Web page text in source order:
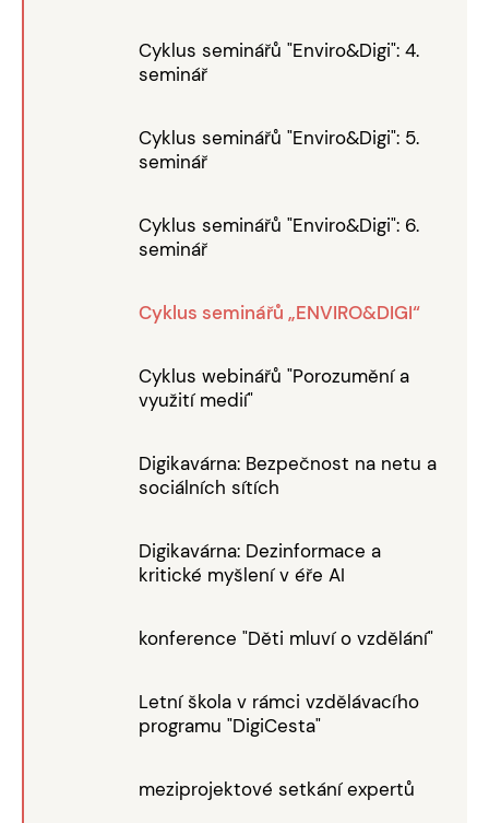
Cyklus seminářů "Enviro&Digi": 4.
seminář
Cyklus seminářů "Enviro&Digi": 5.
seminář
Cyklus seminářů "Enviro&Digi": 6.
seminář
Cyklus seminářů „ENVIRO&DIGI“
Cyklus webinářů "Porozumění a
využití medií"
Digikavárna: Bezpečnost na netu a
sociálních sítích
Digikavárna: Dezinformace a
kritické myšlení v éře AI
konference "Děti mluví o vzdělání"
Letní škola v rámci vzdělávacího
programu "DigiCesta"
meziprojektové setkání expertů